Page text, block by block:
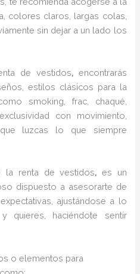
colores claros, largas colas,
sin dejar a un lado los
de vestidos, encontrarás
estilos clásicos para la
smoking, frac, chaqué,
con movimiento,
luzcas lo que siempre
la renta de vestidos, es un
dispuesto a asesorarte de
ajustándose a lo
quieres, haciéndote sentir
o elementos para